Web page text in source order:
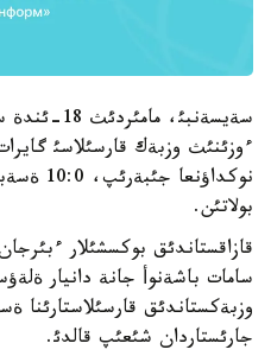
ءوزئنئث وزبةك قارسئلاسئ
بولاتئن.
قازاقستاندئق بوكسشئلار
سامات باشةنوأ جانة دانيار
وزبةكستاندئق قارسئلاستارئنا
جارئستاردان شئعئپ قالدئ.